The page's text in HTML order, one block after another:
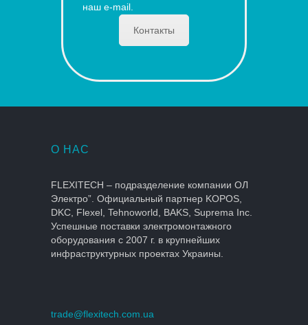
наш e-mail.
Контакты
О НАС
FLEXITECH – подразделение компании ОЛ
Электро”. Официальный партнер KOPOS,
DKC, Flexel, Tehnoworld, BAKS, Suprema Inc.
Успешные поставки электромонтажного
оборудования с 2007 г. в крупнейших
инфраструктурных проектах Украины.
trade@flexitech.com.ua